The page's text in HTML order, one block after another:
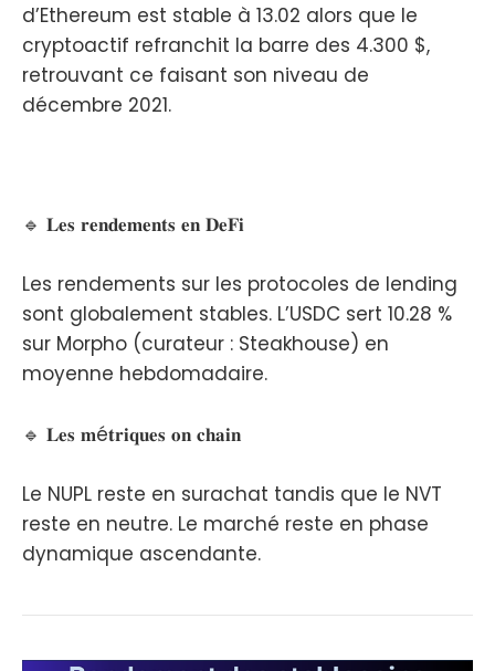
d’Ethereum est stable à 13.02 alors que le
cryptoactif refranchit la barre des 4.300 $,
retrouvant ce faisant son niveau de
décembre 2021.
🔹 𝐋𝐞𝐬 𝐫𝐞𝐧𝐝𝐞𝐦𝐞𝐧𝐭𝐬 𝐞𝐧 𝐃𝐞𝐅𝐢
Les rendements sur les protocoles de lending
sont globalement stables. L’USDC sert 10.28 %
sur Morpho (curateur : Steakhouse) en
moyenne hebdomadaire.
🔹 𝐋𝐞𝐬 𝐦é𝐭𝐫𝐢𝐪𝐮𝐞𝐬 𝐨𝐧 𝐜𝐡𝐚𝐢𝐧
Le NUPL reste en surachat tandis que le NVT
reste en neutre. Le marché reste en phase
dynamique ascendante.